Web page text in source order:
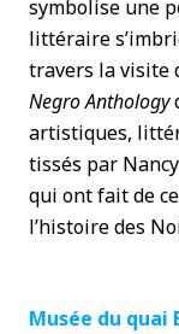
symbolise une
littéraire
travers la visite
Negro Anthology
artistiques,
tissés par
qui ont fait de
l’histoire des
Musée du quai